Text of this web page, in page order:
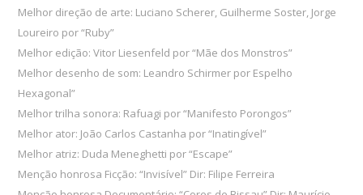
Melhor direção de arte: Luciano Scherer, Guilherme Soster, Jorge
Loureiro por “Ruby”
Melhor edição: Vitor Liesenfeld por “Mãe dos Monstros”
Melhor desenho de som: Leandro Schirmer por Espelho
Hexagonal”
Melhor trilha sonora: Rafuagi por “Manifesto Porongos”
Melhor ator: João Carlos Castanha por “Inatingível”
Melhor atriz: Duda Meneghetti por “Escape”
Menção honrosa Ficção: “Invisível” Dir: Filipe Ferreira